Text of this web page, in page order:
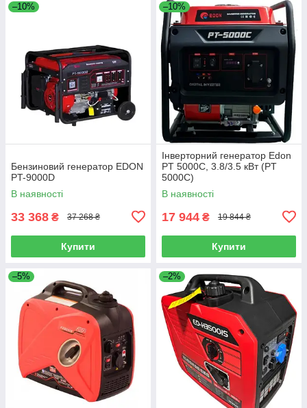
–10%
Бензиновий генератор EDON
PT-9000D
В наявності
33 368 ₴ 37 268 ₴
Купити
–10%
Інверторний генератор Edon
PT 5000C, 3.8/3.5 кВт (PT
5000C)
В наявності
17 944 ₴ 19 844 ₴
Купити
–5% –2%